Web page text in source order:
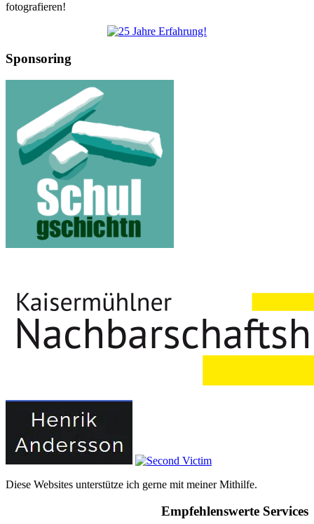
fotografieren!
Sponsoring
Diese Websites unterstütze ich gerne mit meiner Mithilfe.
Empfehlenswerte Services